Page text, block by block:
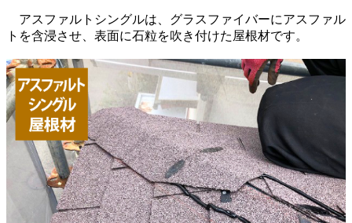
アスファルトシングルは、グラスファイバーにアスファル
トを含浸させ、表面に石粒を吹き付けた屋根材です。